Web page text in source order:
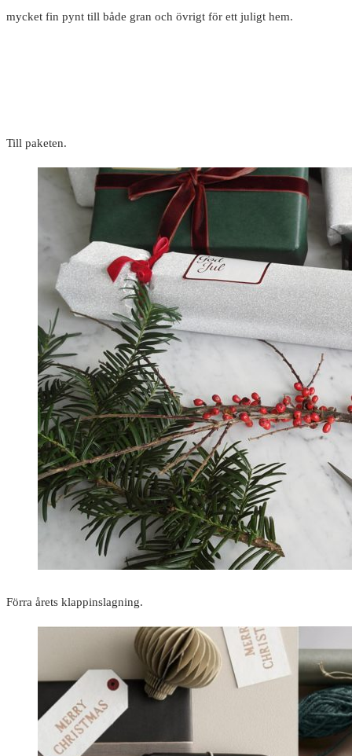
mycket fin pynt till både gran och övrigt för ett juligt hem.
Till paketen.
Förra årets klappinslagning.